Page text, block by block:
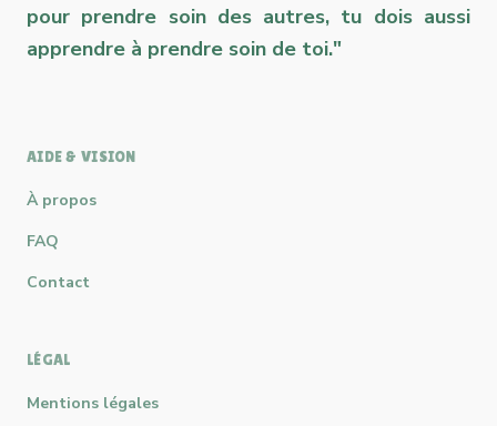
pour prendre soin des autres, tu dois aussi
apprendre à prendre soin de toi."
AIDE & VISION
À propos
FAQ
Contact
LÉGAL
Mentions légales